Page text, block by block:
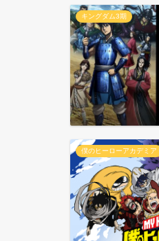
キングダム3期
僕のヒーローアカデミア